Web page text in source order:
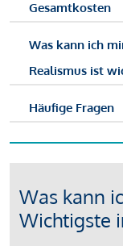
Gesamtkosten
Was kann ich
Realismus ist
Häufige Fragen
Was kann
Wichtigste